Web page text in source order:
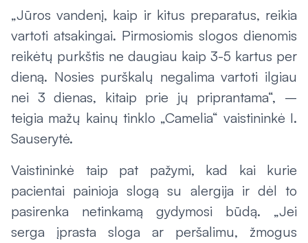
„Jūros vandenį, kaip ir kitus preparatus, reikia
vartoti atsakingai. Pirmosiomis slogos dienomis
reikėtų purkštis ne daugiau kaip 3-5 kartus per
dieną. Nosies purškalų negalima vartoti ilgiau
nei 3 dienas, kitaip prie jų priprantama“, –
teigia mažų kainų tinklo „Camelia“ vaistininkė I.
Sauserytė.
Vaistininkė taip pat pažymi, kad kai kurie
pacientai painioja slogą su alergija ir dėl to
pasirenka netinkamą gydymosi būdą. „Jei
serga įprasta sloga ar peršalimu, žmogus